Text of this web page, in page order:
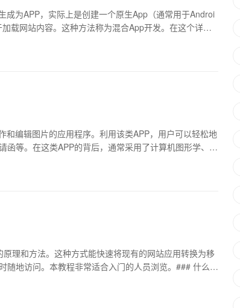
为APP，实际上是创建一个原生App（通常用于Androi
载网站内容。这种方法称为混合App开发。在这个详细
编辑图片的应用程序。利用该类APP，用户可以轻松地
等。在这类APP的背后，通常采用了计算机图形学、图
理和方法。这种方式能快速将现有的网站应用转换为移
随地访问。本教程非常适合入门的人员浏览。### 什么是